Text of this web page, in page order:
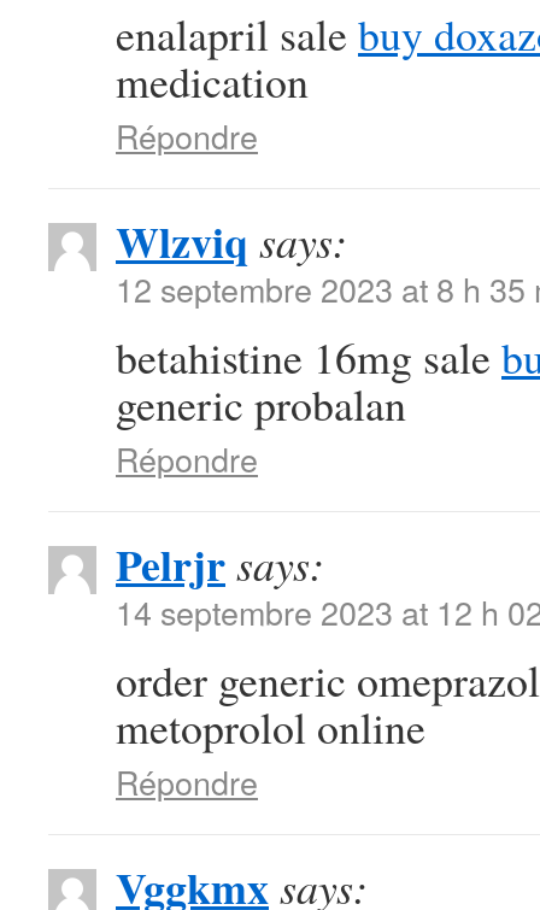
enalapril sale buy
medication
Répondre
Wlzviq says:
12 septembre 2023 at 8 h 35
betahistine 16mg sale
generic probalan
Répondre
Pelrjrsays:
14 septembre 2023 at 12 h
order generic
metoprolol online
Répondre
Vggkmxsays: